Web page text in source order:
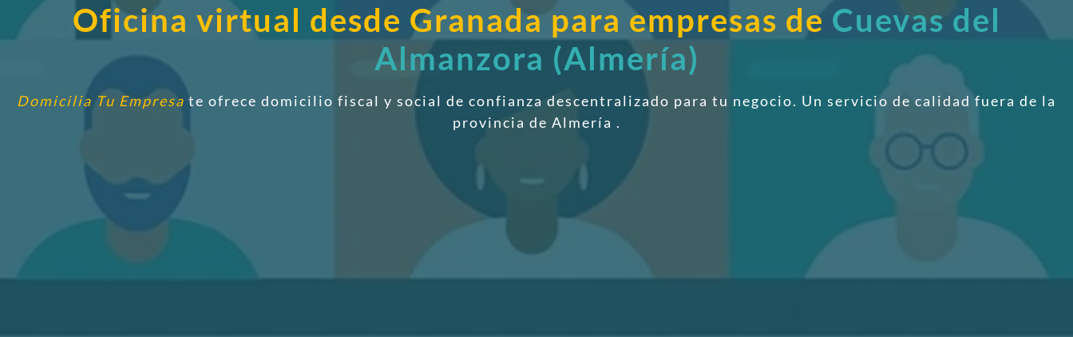
Oficina virtual desde Granada para empresas de Cuevas del
Almanzora (Almería)
Domicilia Tu Empresa te ofrece domicilio fiscal y social de confianza descentralizado para tu negocio. Un servicio de calidad fuera de la
provincia de Almería .